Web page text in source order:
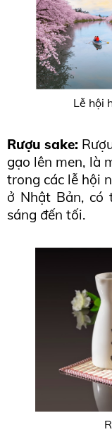
Lễ hội
Rượu sake:
gạo lên men, là
trong các lễ hội
ở Nhật Bản, có
sáng đến tối.